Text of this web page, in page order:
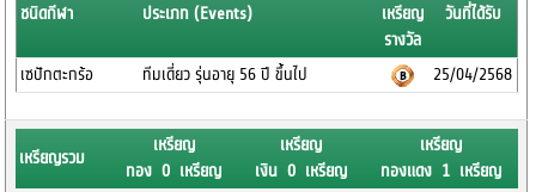
ชนิดกีฬา ประเภท (Events)
เหรียญ
รางวัล
วันที่ได้รับ
เซปักตะกร้อ ทีมเดี่ยว รุ่นอายุ 56 ปี ขึ้นไป 25/04/2568
เหรียญรวม
เหรียญ
ทอง 0 เหรียญ
เหรียญ
เงิน 0 เหรียญ
เหรียญ
ทองแดง 1 เหรียญ